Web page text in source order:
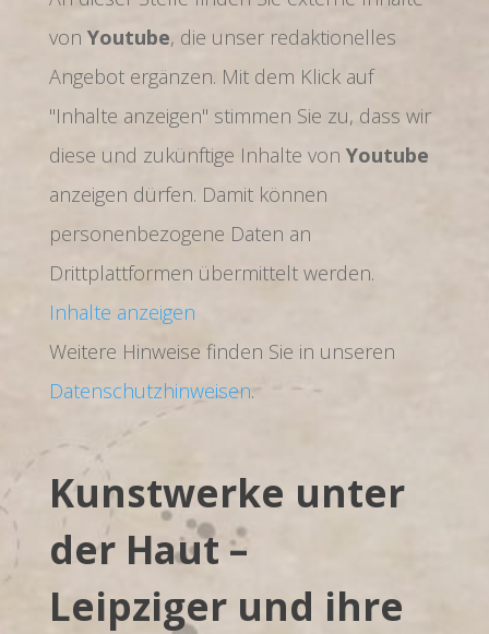
von Youtube, die unser redaktionelles
Angebot ergänzen. Mit dem Klick auf
"Inhalte anzeigen" stimmen Sie zu, dass wir
diese und zukünftige Inhalte von Youtube
anzeigen dürfen. Damit können
personenbezogene Daten an
Drittplattformen übermittelt werden.
Inhalte anzeigen
Weitere Hinweise finden Sie in unseren
Datenschutzhinweisen.
Kunstwerke unter
der Haut –
Leipziger und ihre